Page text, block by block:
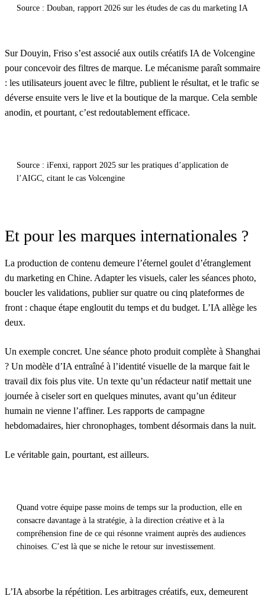
Source : Douban, rapport 2026 sur les études de cas du marketing IA
Sur Douyin, Friso s’est associé aux outils créatifs IA de Volcengine
pour concevoir des filtres de marque. Le mécanisme paraît sommaire
: les utilisateurs jouent avec le filtre, publient le résultat, et le trafic se
déverse ensuite vers le live et la boutique de la marque. Cela semble
anodin, et pourtant, c’est redoutablement efficace.
Source : iFenxi, rapport 2025 sur les pratiques d’application de
l’AIGC, citant le cas Volcengine
Et pour les marques internationales ?
La production de contenu demeure l’éternel goulet d’étranglement
du marketing en Chine. Adapter les visuels, caler les séances photo,
boucler les validations, publier sur quatre ou cinq plateformes de
front : chaque étape engloutit du temps et du budget. L’IA allège les
deux.
Un exemple concret. Une séance photo produit complète à Shanghai
? Un modèle d’IA entraîné à l’identité visuelle de la marque fait le
travail dix fois plus vite. Un texte qu’un rédacteur natif mettait une
journée à ciseler sort en quelques minutes, avant qu’un éditeur
humain ne vienne l’affiner. Les rapports de campagne
hebdomadaires, hier chronophages, tombent désormais dans la nuit.
Le véritable gain, pourtant, est ailleurs.
Quand votre équipe passe moins de temps sur la production, elle en
consacre davantage à la stratégie, à la direction créative et à la
compréhension fine de ce qui résonne vraiment auprès des audiences
chinoises. C’est là que se niche le retour sur investissement.
L’IA absorbe la répétition. Les arbitrages créatifs, eux, demeurent